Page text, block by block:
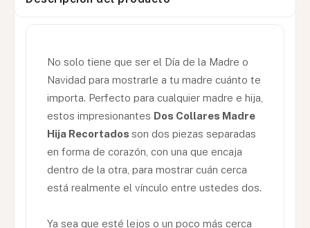
No solo tiene que ser el Día de la Madre o
Navidad para mostrarle a tu madre cuánto te
importa. Perfecto para cualquier madre e hija,
estos impresionantes Dos Collares Madre
Hija Recortados son dos piezas separadas
en forma de corazón, con una que encaja
dentro de la otra, para mostrar cuán cerca
está realmente el vínculo entre ustedes dos.
Ya sea que esté lejos o un poco más cerca